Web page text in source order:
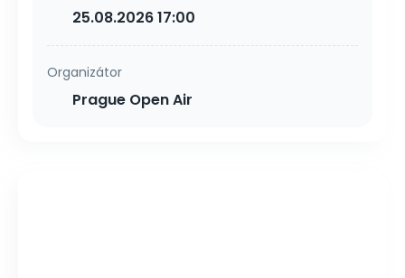
25.08.2026 17:00
Organizátor
Prague Open Air